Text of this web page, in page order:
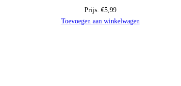
Prijs: €5,99
Toevoegen aan winkelwagen